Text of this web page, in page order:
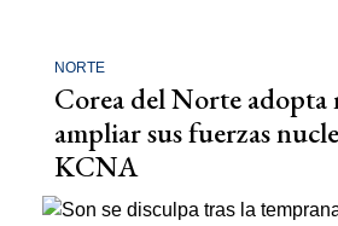
NORTE
Corea del Norte adopta
ampliar sus fuerzas
KCNA